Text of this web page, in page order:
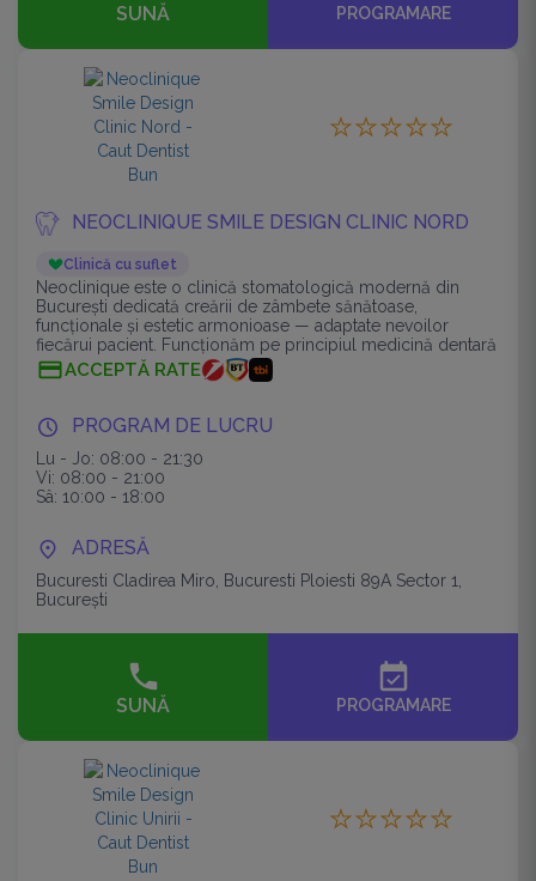
SUNĂ PROGRAMARE
NEOCLINIQUE SMILE DESIGN CLINIC NORD
Clinică cu suflet
Neoclinique este o clinică stomatologică modernă din
București dedicată creării de zâmbete sănătoase,
funcționale și estetic armonioase — adaptate nevoilor
fiecărui pacient. Funcționăm pe principiul medicină dentară
completă, digitalizată și centrat
ACCEPTĂ RATE
PROGRAM DE LUCRU
Lu - Jo: 08:00 - 21:30
Vi: 08:00 - 21:00
Sâ: 10:00 - 18:00
ADRESĂ
Bucuresti Cladirea Miro, Bucuresti Ploiesti 89A Sector 1,
București
SUNĂ
event_available
PROGRAMARE